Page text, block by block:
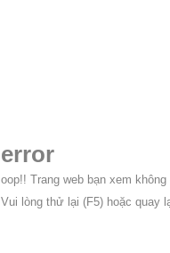
error
oop!! Trang web bạn xem
Vui lòng thử lại (F5) hoặc quay